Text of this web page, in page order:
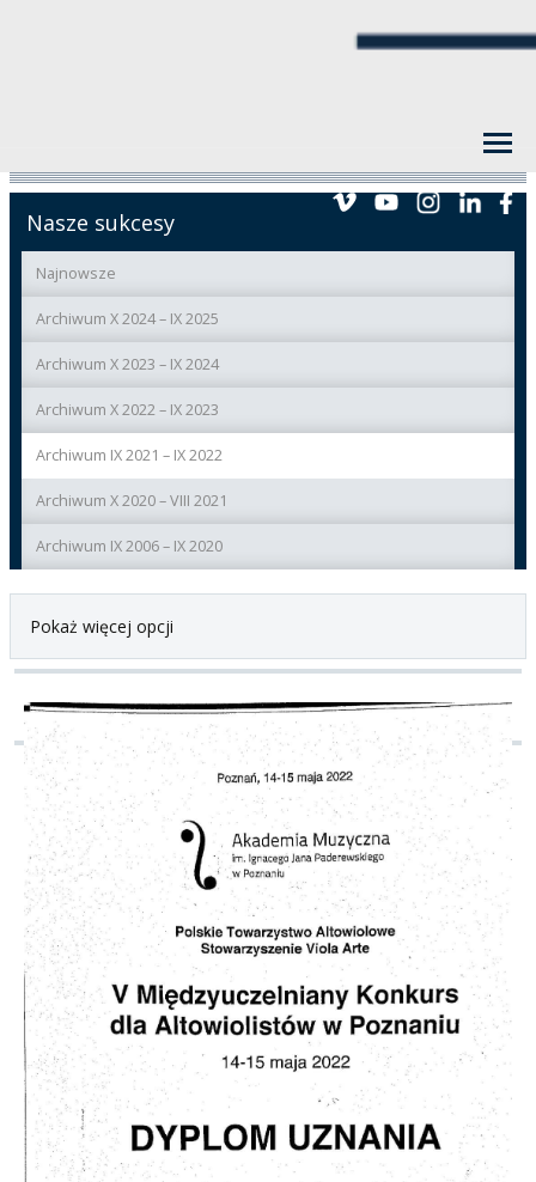
Nasze sukcesy
Najnowsze
Archiwum X 2024 – IX 2025
Archiwum X 2023 – IX 2024
Archiwum X 2022 – IX 2023
Archiwum IX 2021 – IX 2022
Archiwum X 2020 – VIII 2021
Archiwum IX 2006 – IX 2020
Pokaż więcej opcji